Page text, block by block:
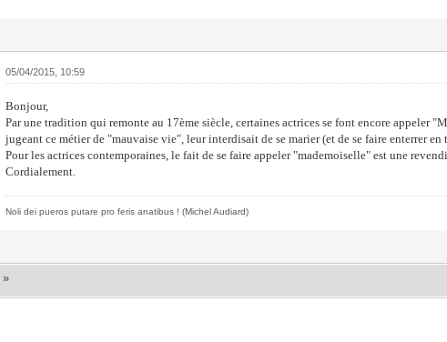
05/04/2015, 10:59
Bonjour,
Par une tradition qui remonte au 17ème siècle, certaines actrices se font encore appeler
jugeant ce métier de "mauvaise vie", leur interdisait de se marier (et de se faire enterrer en
Pour les actrices contemporaines, le fait de se faire appeler "mademoiselle" est une
Cordialement.
Noli dei pueros putare pro feris anatibus !(Michel Audiard)
»